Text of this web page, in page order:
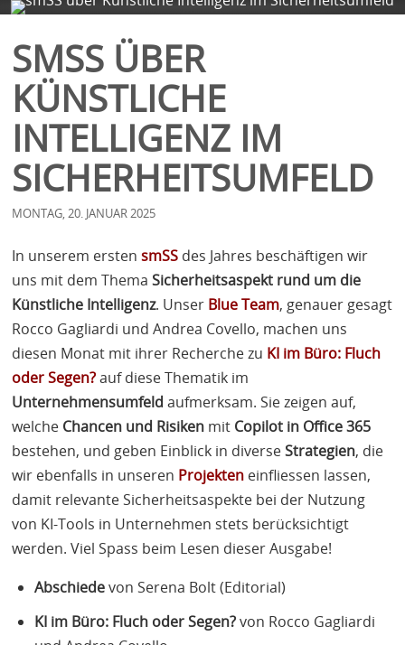
SMSS ÜBER
KÜNSTLICHE
INTELLIGENZ IM
SICHERHEITSUMFELD
MONTAG, 20. JANUAR 2025
In unserem erstensmSS des Jahres beschäftigen wir
uns mit dem ThemaSicherheitsaspekt rund um die
Künstliche Intelligenz. Unser Blue Team, genauer gesagt
Rocco Gagliardi und Andrea Covello, machen uns
diesen Monat mit ihrer Recherche zu KI im Büro: Fluch
oder Segen?auf diese Thematik im
Unternehmensumfeld aufmerksam. Sie zeigen auf,
welche Chancen und Risiken mit Copilot in Office 365
bestehen, und geben Einblick in diverseStrategien, die
wir ebenfalls in unseren Projekten einfliessen lassen,
damit relevante Sicherheitsaspekte bei der Nutzung
von KI-Tools in Unternehmen stets berücksichtigt
werden. Viel Spass beim Lesen dieser Ausgabe!
Abschiedevon Serena Bolt (Editorial)
KI im Büro: Fluch oder Segen?von Rocco Gagliardi